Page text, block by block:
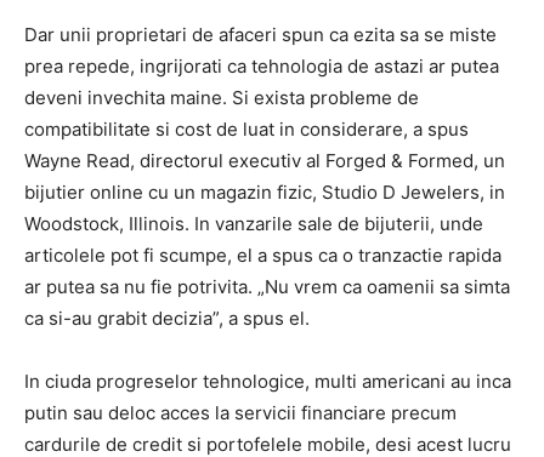
Dar unii proprietari de afaceri spun ca ezita sa se miste
prea repede, ingrijorati ca tehnologia de astazi ar putea
deveni invechita maine. Si exista probleme de
compatibilitate si cost de luat in considerare, a spus
Wayne Read, directorul executiv al Forged & Formed, un
bijutier online cu un magazin fizic, Studio D Jewelers, in
Woodstock, Illinois. In vanzarile sale de bijuterii, unde
articolele pot fi scumpe, el a spus ca o tranzactie rapida
ar putea sa nu fie potrivita. „Nu vrem ca oamenii sa simta
ca si-au grabit decizia”, a spus el.
In ciuda progreselor tehnologice, multi americani au inca
putin sau deloc acces la servicii financiare precum
cardurile de credit si portofelele mobile, desi acest lucru